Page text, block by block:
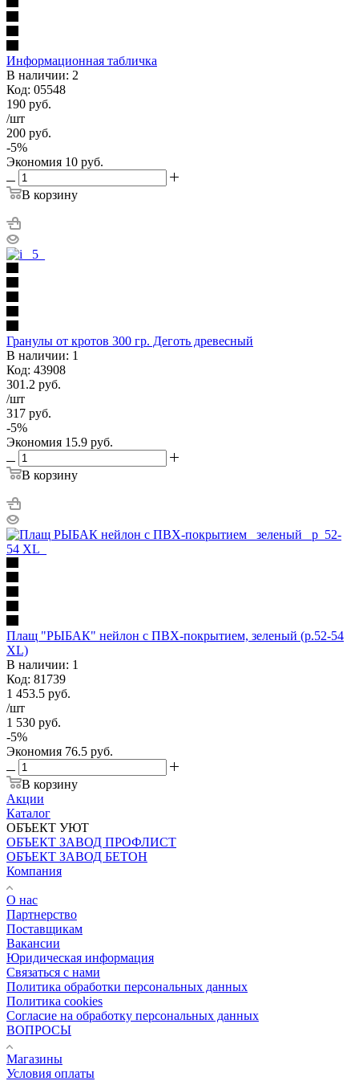
Информационная табличка
В наличии: 2
Код: 05548
190 руб.
/шт
200 руб.
-5%
Экономия 10 руб.
В корзину
Гранулы от кротов 300 гр. Деготь древесный
В наличии: 1
Код: 43908
301.2 руб.
/шт
317 руб.
-5%
Экономия 15.9 руб.
В корзину
Плащ "РЫБАК" нейлон с ПВХ-покрытием, зеленый (р.52-54
XL)
В наличии: 1
Код: 81739
1 453.5 руб.
/шт
1 530 руб.
-5%
Экономия 76.5 руб.
В корзину
Акции
Каталог
ОБЪЕКТ УЮТ
ОБЪЕКТ ЗАВОД ПРОФЛИСТ
ОБЪЕКТ ЗАВОД БЕТОН
Компания
О нас
Партнерство
Поставщикам
Вакансии
Юридическая информация
Связаться с нами
Политика обработки персональных данных
Политика cookies
Согласие на обработку персональных данных
ВОПРОСЫ
Магазины
Условия оплаты